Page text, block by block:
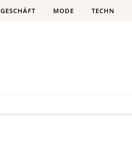
GESCHÄFT MODE TECHN